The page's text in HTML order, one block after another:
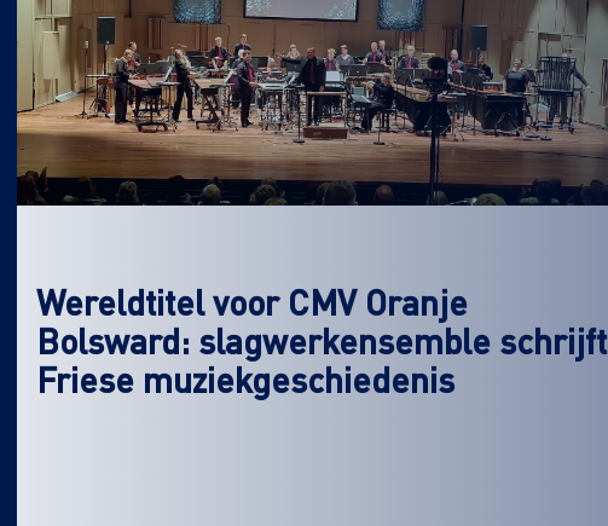
Wereldtitel voor CMV Oranje
Bolsward: slagwerkensemble schrijft
Friese muziekgeschiedenis